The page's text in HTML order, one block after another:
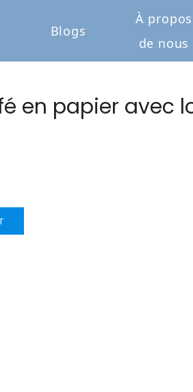
Blogs
À propos
de nous
en papier avec